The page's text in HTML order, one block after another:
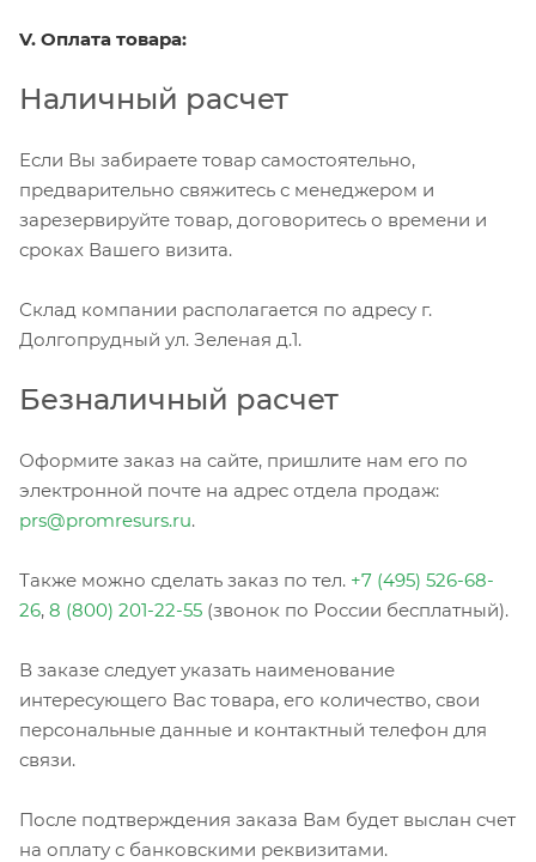
V. Оплата товара:
Наличный расчет
Если Вы забираете товар самостоятельно,
предварительно свяжитесь с менеджером и
зарезервируйте товар, договоритесь о времени и
сроках Вашего визита.
Склад компании располагается по адресу г.
Долгопрудный ул. Зеленая д.1.
Безналичный расчет
Оформите заказ на сайте, пришлите нам его по
электронной почте на адрес отдела продаж:
prs@promresurs.ru.
Также можно сделать заказ по тел. +7 (495) 526-68-
26, 8 (800) 201-22-55 (звонок по России бесплатный).
В заказе следует указать наименование
интересующего Вас товара, его количество, свои
персональные данные и контактный телефон для
связи.
После подтверждения заказа Вам будет выслан счет
на оплату с банковскими реквизитами.